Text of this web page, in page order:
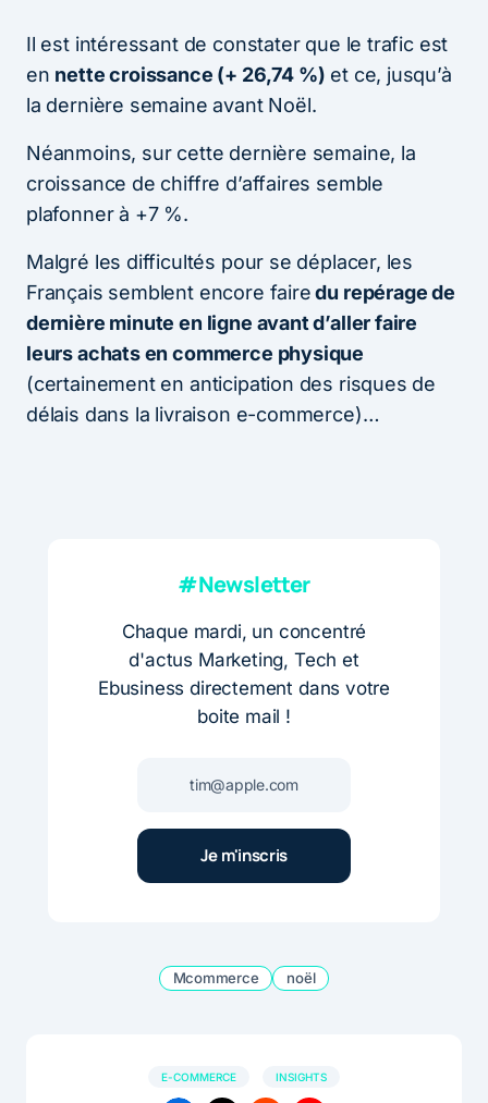
Il est intéressant de constater que le trafic est
en nette croissance (+ 26,74 %) et ce, jusqu’à
la dernière semaine avant Noël.
Néanmoins, sur cette dernière semaine, la
croissance de chiffre d’affaires semble
plafonner à +7 %.
Malgré les difficultés pour se déplacer, les
Français semblent encore fairedu repérage de
dernière minute en ligne avant d’aller faire
leurs achats en commerce physique
(certainement en anticipation des risques de
délais dans la livraison e-commerce)…
#Newsletter
Chaque mardi, un concentré
d'actus Marketing, Tech et
Ebusiness directement dans votre
boite mail !
Mcommerce noël
E-COMMERCE INSIGHTS